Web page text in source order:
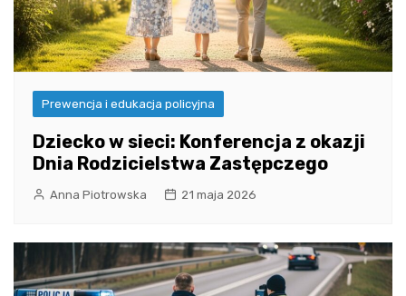
Prewencja i edukacja policyjna
Dziecko w sieci: Konferencja z okazji
Dnia Rodzicielstwa Zastępczego
Anna Piotrowska 21 maja 2026